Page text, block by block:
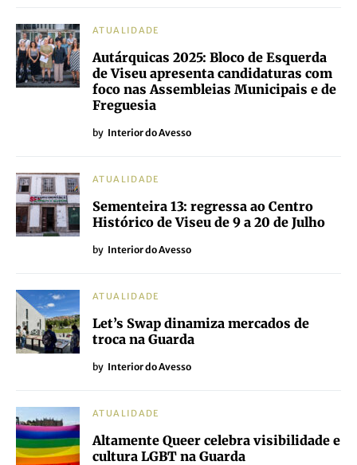
ATUALIDADE
Autárquicas 2025: Bloco de Esquerda
de Viseu apresenta candidaturas com
foco nas Assembleias Municipais e de
Freguesia
by Interior do Avesso
ATUALIDADE
Sementeira 13: regressa ao Centro
Histórico de Viseu de 9 a 20 de Julho
by Interior do Avesso
ATUALIDADE
Let’s Swap dinamiza mercados de
troca na Guarda
by Interior do Avesso
ATUALIDADE
Altamente Queer celebra visibilidade e
cultura LGBT na Guarda